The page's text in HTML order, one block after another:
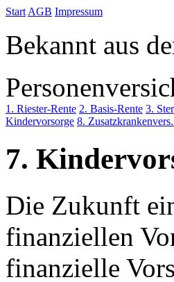
Start AGB Impressum
Bekannt aus
1. Riester-Rente 2. Basis-Rente 3.
Kindervorsorge 8. Zusatzkrankenvers.
7.
Die Zukunft
finanziellen
finanzielle